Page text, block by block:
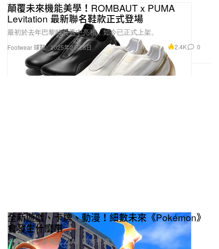
Footwear 球鞋
顛覆未來機能美學！ROMBAUT x PUMA
Levitation 最新聯名鞋款正式登場
最初於去年巴黎時裝秀中亮相，如今已正式上架。
2025年2月28日 2.4K 0
全新遊戲、卡牌、動漫！細數未來《Pokémon》
會發生什麼事
全新《寶可夢傳說 Z-A》即將登場！